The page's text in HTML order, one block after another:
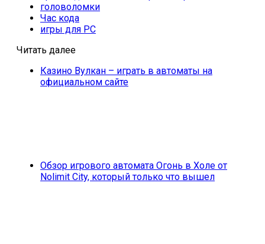
головоломки
Час кода
игры для PC
Читать далее
Казино Вулкан – играть в автоматы на
официальном сайте
Обзор игрового автомата Огонь в Холе от
Nolimit City, который только что вышел